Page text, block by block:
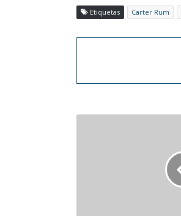
Etiquetas Carter Rum